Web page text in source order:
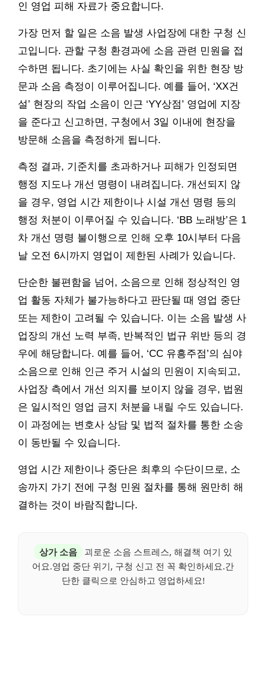
인 영업 피해 자료가 중요합니다.
가장 먼저 할 일은 소음 발생 사업장에 대한 구청 신
고입니다. 관할 구청 환경과에 소음 관련 민원을 접
수하면 됩니다. 초기에는 사실 확인을 위한 현장 방
문과 소음 측정이 이루어집니다. 예를 들어, ‘XX건
설’ 현장의 작업 소음이 인근 ‘YY상점’ 영업에 지장
을 준다고 신고하면, 구청에서 3일 이내에 현장을
방문해 소음을 측정하게 됩니다.
측정 결과, 기준치를 초과하거나 피해가 인정되면
행정 지도나 개선 명령이 내려집니다. 개선되지 않
을 경우, 영업 시간 제한이나 시설 개선 명령 등의
행정 처분이 이루어질 수 있습니다. ‘BB 노래방’은 1
차 개선 명령 불이행으로 인해 오후 10시부터 다음
날 오전 6시까지 영업이 제한된 사례가 있습니다.
단순한 불편함을 넘어, 소음으로 인해 정상적인 영
업 활동 자체가 불가능하다고 판단될 때 영업 중단
또는 제한이 고려될 수 있습니다. 이는 소음 발생 사
업장의 개선 노력 부족, 반복적인 법규 위반 등의 경
우에 해당합니다. 예를 들어, ‘CC 유흥주점’의 심야
소음으로 인해 인근 주거 시설의 민원이 지속되고,
사업장 측에서 개선 의지를 보이지 않을 경우, 법원
은 일시적인 영업 금지 처분을 내릴 수도 있습니다.
이 과정에는 변호사 상담 및 법적 절차를 통한 소송
이 동반될 수 있습니다.
영업 시간 제한이나 중단은 최후의 수단이므로, 소
송까지 가기 전에 구청 민원 절차를 통해 원만히 해
결하는 것이 바람직합니다.
상가 소음
괴로운 소음 스트레스, 해결책 여기 있
어요.영업 중단 위기, 구청 신고 전 꼭 확인하세요.간
단한 클릭으로 안심하고 영업하세요!